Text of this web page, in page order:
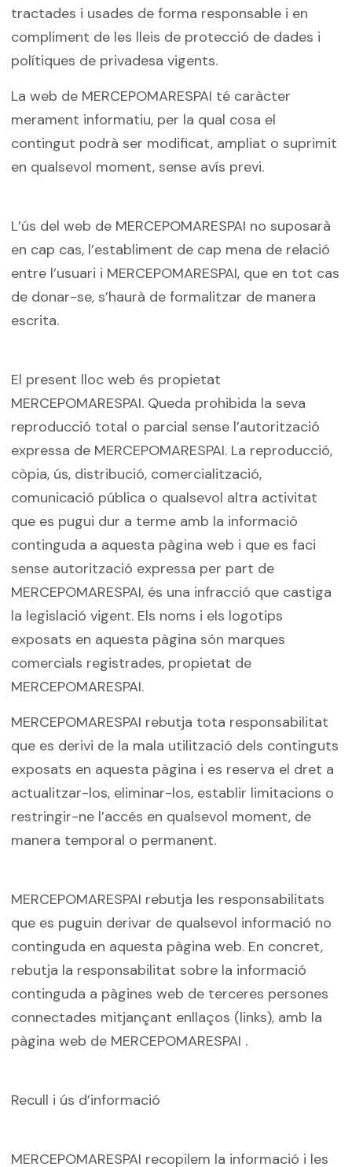
tractades i usades de forma responsable i en
compliment de les lleis de protecció de dades i
polítiques de privadesa vigents.
La web de MERCEPOMARESPAI té caràcter
merament informatiu, per la qual cosa el
contingut podrà ser modificat, ampliat o suprimit
en qualsevol moment, sense avís previ.
L’ús del web de MERCEPOMARESPAI no suposarà
en cap cas, l’establiment de cap mena de relació
entre l’usuari i MERCEPOMARESPAI, que en tot cas
de donar-se, s’haurà de formalitzar de manera
escrita.
El present lloc web és propietat
MERCEPOMARESPAI. Queda prohibida la seva
reproducció total o parcial sense l’autorització
expressa de MERCEPOMARESPAI. La reproducció,
còpia, ús, distribució, comercialització,
comunicació pública o qualsevol altra activitat
que es pugui dur a terme amb la informació
continguda a aquesta pàgina web i que es faci
sense autorització expressa per part de
MERCEPOMARESPAI, és una infracció que castiga
la legislació vigent. Els noms i els logotips
exposats en aquesta pàgina són marques
comercials registrades, propietat de
MERCEPOMARESPAI.
MERCEPOMARESPAI rebutja tota responsabilitat
que es derivi de la mala utilització dels continguts
exposats en aquesta pàgina i es reserva el dret a
actualitzar-los, eliminar-los, establir limitacions o
restringir-ne l’accés en qualsevol moment, de
manera temporal o permanent.
MERCEPOMARESPAI rebutja les responsabilitats
que es puguin derivar de qualsevol informació no
continguda en aquesta pàgina web. En concret,
rebutja la responsabilitat sobre la informació
continguda a pàgines web de terceres persones
connectades mitjançant enllaços (links), amb la
pàgina web de MERCEPOMARESPAI .
Recull i ús d’informació
MERCEPOMARESPAI recopilem la informació i les